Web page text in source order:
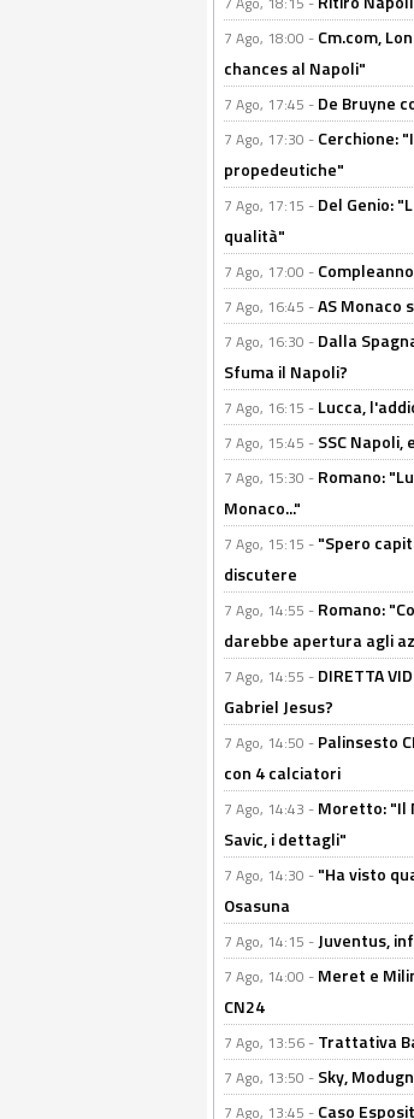
7 Ago, 18:00 - Cm.com,
chances al Napoli"
7 Ago, 17:45 - De Bruyne
7 Ago, 17:30 - Cerchione:
propedeutiche"
7 Ago, 17:15 - Del Genio:
qualità"
7 Ago, 17:00 -
7 Ago, 16:45 -AS Monaco
7 Ago, 16:30 - Dalla
Sfuma il Napoli?
7 Ago, 16:15 - Lucca,
7 Ago, 15:45 - SSC
7 Ago, 15:30 - Romano:
Monaco..."
7 Ago, 15:15 - "Spero
discutere
7 Ago, 14:55 - Romano:
darebbe apertura agli
7 Ago, 14:55 - DIRETTA
Gabriel Jesus?
7 Ago, 14:50 - Palinsesto
con 4 calciatori
7 Ago, 14:43 - Moretto: "Il
Savic, i dettagli"
7 Ago, 14:30 - "Ha visto
Osasuna
7 Ago, 14:15 - Juventus,
7 Ago, 14:00 - Meret e
CN24
7 Ago, 13:56 - Trattativa
7 Ago, 13:50 - Sky,
7 Ago, 13:45 - Caso